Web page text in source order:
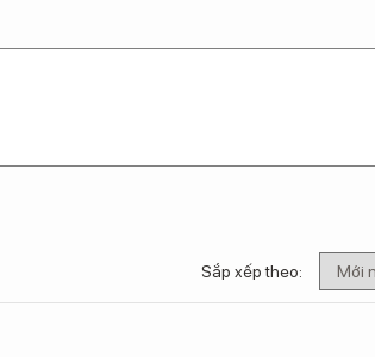
Sắp xếp theo: